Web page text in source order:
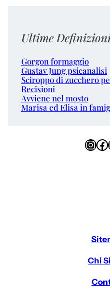
Ultime
Gorgon formaggio
Gustav Jung psicanalisi
Sciroppo di zucchero
Recisioni
Avviene nel mosto
Marisa ed Elisa in
InstagramFacebook Email
Chi